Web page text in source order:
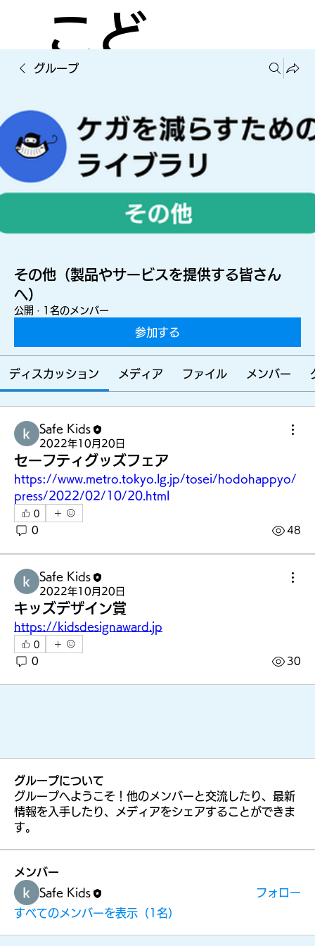
こど
もの
ケガ
を減
らす
ため
に
みん
なを
つな
ラッ
トフ
グループ
その他（製品やサービスを提供する皆さん
へ）
公開 · 1名のメンバー
参加する
ディスカッション メディア ファイル メンバー
Safe Kids
2022年10月20日
セーフティグッズフェア
https://www.metro.tokyo.lg.jp/tosei/hodohappyo/
press/2022/02/10/20.html
0
0 48
Safe Kids
2022年10月20日
キッズデザイン賞
https://kidsdesignaward.jp
0
0 30
グループについて
グループへようこそ！他のメンバーと交流したり、最新
情報を入手したり、メディアをシェアすることができま
す。
メンバー
Safe Kids
フォロー
すべてのメンバーを表示（1名）